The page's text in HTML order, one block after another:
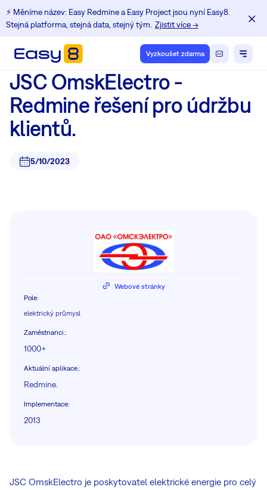
⚡️ Měníme název: Easy Redmine a Easy Project jsou nyní Easy8.
Stejná platforma, stejná data, stejný tým. Zjistit více →
Vyzkoušet zdarma
JSC OmskElectro -
Redmine řešení pro údržbu
klientů.
5/10/2023
Webové stránky
Pole:
elektrický průmysl
Zaměstnanci. :
1000+
Aktuální aplikace.:
Redmine.
Implementace:
2013
JSC OmskElectro je poskytovatel elektrické energie pro celý